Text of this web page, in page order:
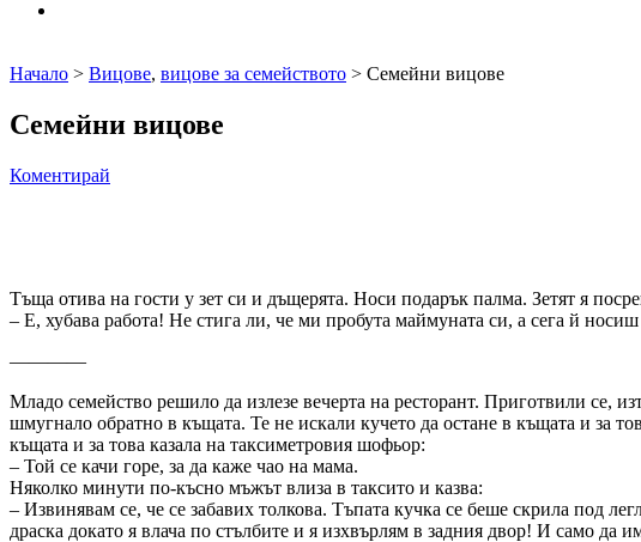
Начало > Вицове, вицове за семейството > Семейни вицове
Семейни вицове
Коментирай
Тъща отива на гости у зет си и дъщерята. Носи подарък палма. Зетят я
– Е, хубава работа! Не стига ли, че ми пробута маймуната си, а сега й
————
Младо семейство решило да излезе вечерта на ресторант. Приготвили се,
шмугнало обратно в къщата. Те не искали кучето да остане в къщата и за
къщата и за това казала на таксиметровия шофьор:
– Той се качи горе, за да каже чао на мама.
Няколко минути по-късно мъжът влиза в таксито и казва:
– Извинявам се, че се забавих толкова. Тъпата кучка се беше скрила под
драска докато я влача по стълбите и я изхвърлям в задния двор! И само да